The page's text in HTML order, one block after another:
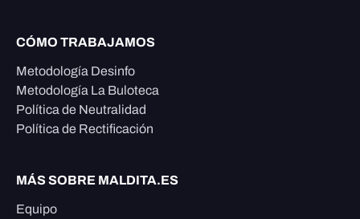
CÓMO TRABAJAMOS
Metodología Desinfo
Metodología La Buloteca
Política de Neutralidad
Política de Rectificación
MÁS SOBRE MALDITA.ES
Equipo